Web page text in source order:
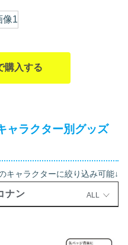
購入する
ャラクター別グッズ
キャラクターに絞り込み可能↓
ナン ALL